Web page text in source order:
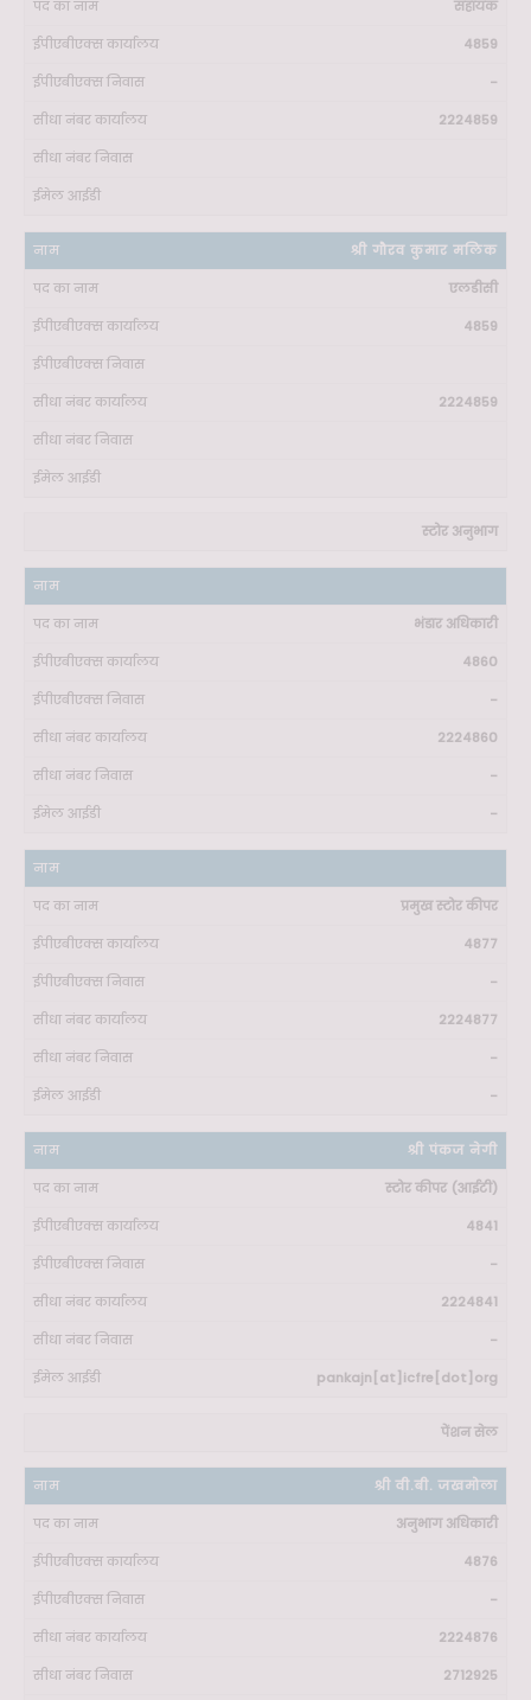
सहायक
4859
-
2224859
श्री गौरव कुमार मलिक
एलडीसी
4859
2224859
स्टोर अनुभाग
भंडार अधिकारी
4860
-
2224860
-
-
प्रमुख स्टोर कीपर
4877
-
2224877
-
-
श्री पंकज नेगी
स्टोर कीपर (आईटी)
4841
-
2224841
-
pankajn[at]icfre[dot]org
पेंशन सेल
श्री वी.बी. जखमोला
अनुभाग अधिकारी
4876
-
2224876
2712925